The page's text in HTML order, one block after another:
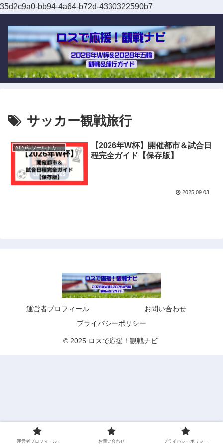
35d2c9a0-bb94-4a64-b72d-4330322590b7
サッカー観戦旅行
2026年ワールドカップ
【2026年W杯】開催都市＆試合日
程完全ガイド【保存版】
2025.09.03
運営者プロフィール
お問い合わせ
プライバシーポリシー
© 2025 ロスで応援！観戦ナビ.
運営者プロフィール お問い合わせ プライバシーポリシー